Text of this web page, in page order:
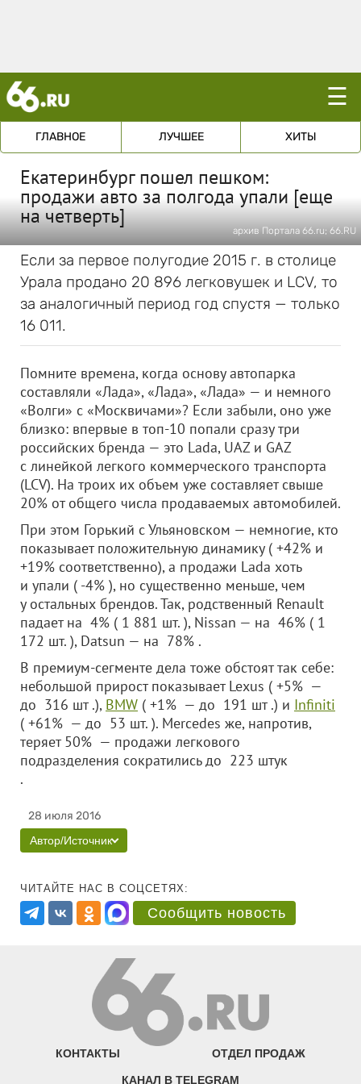
☰
ГЛАВНОЕ ЛУЧШЕЕ ХИТЫ
Екатеринбург пошел пешком:
продажи авто за полгода упали [еще
на четверть]
архив Портала 66.ru; 66.RU
Если за первое полугодие 2015 г. в столице
Урала продано 20 896 легковушек и LCV, то
за аналогичный период год спустя — только
16 011.
Помните времена, когда основу автопарка
составляли «Лада», «Лада», «Лада» — и немного
«Волги» с «Москвичами»? Если забыли, оно уже
близко: впервые в топ-10 попали сразу три
российских бренда — это Lada, UAZ и GAZ
с линейкой легкого коммерческого транспорта
(LCV). На троих их объем уже составляет свыше
20% от общего числа продаваемых автомобилей.
При этом Горький с Ульяновском — немногие, кто
показывает положительную динамику ( +42% и
+19% соответственно), а продажи Lada хоть
и упали ( -4% ), но существенно меньше, чем
у остальных брендов. Так, родственный Renault
падает на 4% ( 1 881 шт. ), Nissan — на 46% ( 1
172 шт. ), Datsun — на 78% .
В премиум-сегменте дела тоже обстоят так себе:
небольшой прирост показывает Lexus ( +5% —
до 316 шт .), BMW ( +1% — до 191 шт .) и Infiniti
( +61% — до 53 шт. ). Mercedes же, напротив,
теряет 50% — продажи легкового
подразделения сократились до 223 штук
.
28 июля 2016
Автор/Источник
ЧИТАЙТЕ НАС В СОЦСЕТЯХ:
Сообщить новость
КОНТАКТЫ ОТДЕЛ ПРОДАЖ
КАНАЛ В TELEGRAM